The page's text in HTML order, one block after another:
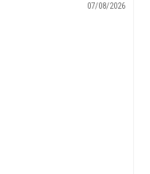
07/08/2026